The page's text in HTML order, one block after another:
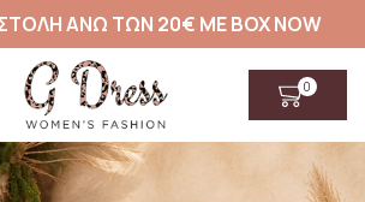
ΑΝΩ ΤΩΝ 20€ ΜΕ BOX NOW
0